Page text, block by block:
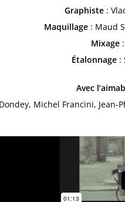
Graphiste:
Maquillage : Maud
Mixage
Étalonnage :
Avec
Michel Francini,